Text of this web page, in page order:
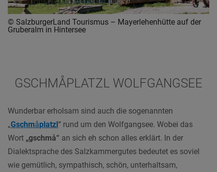
© SalzburgerLand Tourismus – Mayerlehenhütte auf der
Gruberalm in Hintersee
GSCHMÅPLATZL WOLFGANGSEE
Wunderbar erholsam sind auch die sogenannten
„Gschmåplatzl“ rund um den Wolfgangsee. Wobei das
Wort „gschmå“ an sich eh schon alles erklärt. In der
Dialektsprache des Salzkammergutes bedeutet es soviel
wie gemütlich, sympathisch, schön, unterhaltsam,